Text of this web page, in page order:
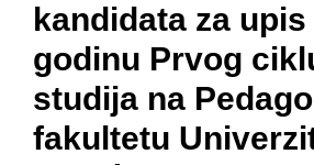
kandidata za
godinu Prvog
studija na
fakultetu